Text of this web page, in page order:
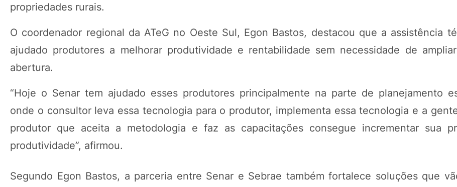
propriedades rurais.
O coordenador regional da ATeG no Oeste Sul, Egon Bastos, destacou que a assistência
ajudado produtores a melhorar produtividade e rentabilidade sem necessidade de
abertura.
“Hoje o Senar tem ajudado esses produtores principalmente na parte de planejamento
onde o consultor leva essa tecnologia para o produtor, implementa essa tecnologia e a
produtor que aceita a metodologia e faz as capacitações consegue incrementar sua
produtividade”, afirmou.
Segundo Egon Bastos, a parceria entre Senar e Sebrae também fortalece soluções que